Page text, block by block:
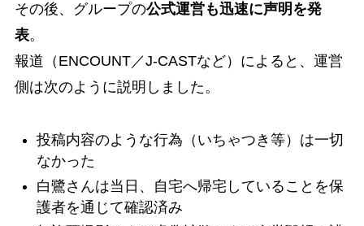
その後、グループの公式運営も迅速に声明を発
表。
報道（ENCOUNT／J-CASTなど）によると、運営
側は次のように説明しました。
投稿内容のような行為（いちゃつき等）は一切
なかった
白鷺さんは当日、自宅へ帰宅していることを保
護者を通じて確認済み